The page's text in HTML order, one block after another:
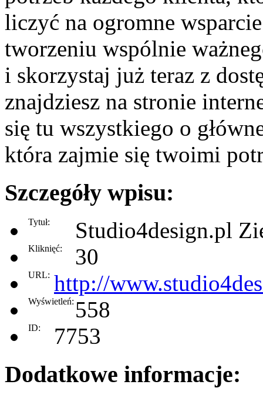
liczyć na ogromne
tworzeniu wspólnie
i skorzystaj już teraz z
znajdziesz na stronie
się tu wszystkiego o
która zajmie się twoimi
Szczegóły wpisu:
Tytuł: Studio4design.pl
Kliknięć: 30
URL: http://
Wyświetleń: 558
ID: 7753
Dodatkowe informacje: